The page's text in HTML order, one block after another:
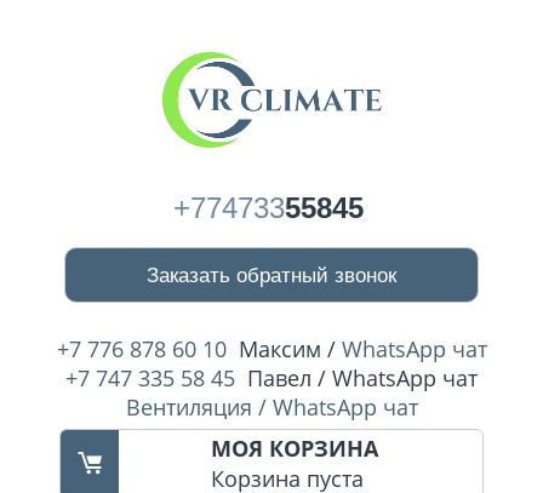
+77473355845
Заказать обратный звонок
+7 776 878 60 10 Максим / WhatsApp чат
+7 747 335 58 45 Павел / WhatsApp чат
Вентиляция / WhatsApp чат
МОЯ КОРЗИНА
Корзина пуста